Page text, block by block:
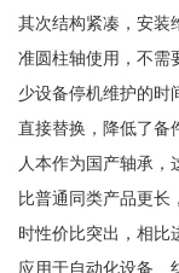
其次结构紧凑，安装
准圆柱轴使用，不需
少设备停机维护的时
直接替换，降低了备
人本作为国产轴承，
比普通同类产品更长
时性价比突出，相比
应用于自动化设备、